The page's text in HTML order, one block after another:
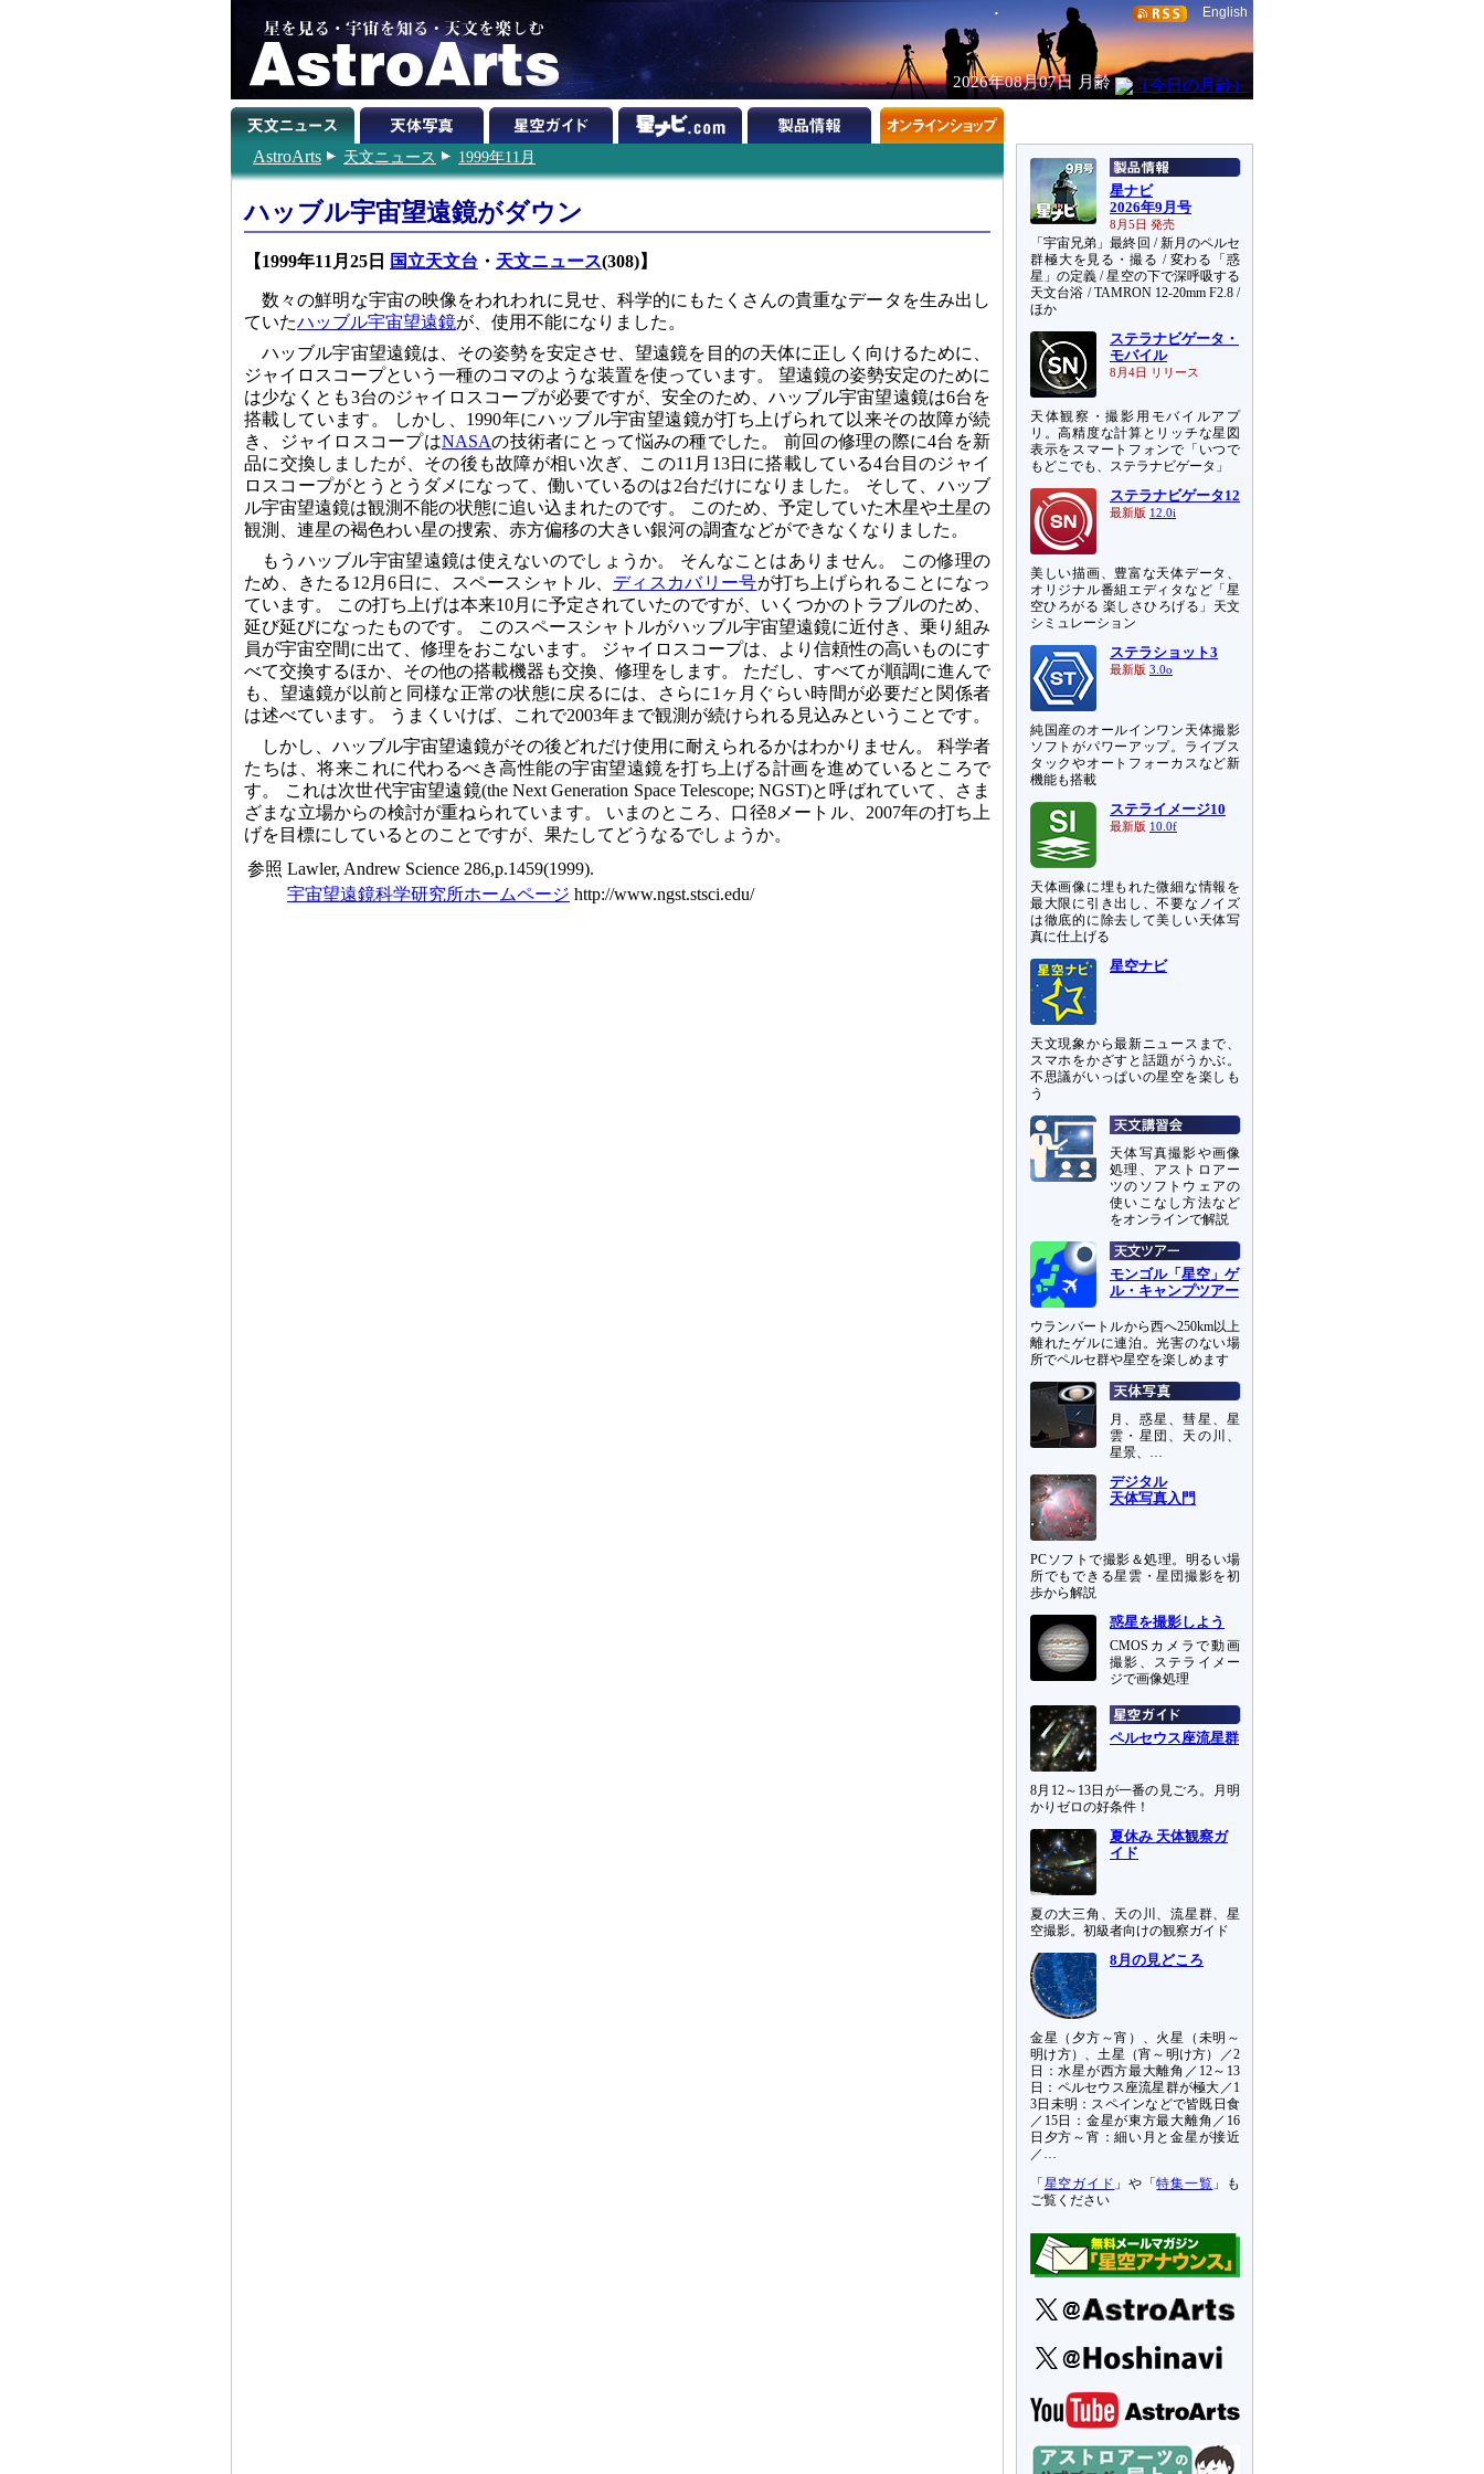
English
2026年08月07日 月齢
AstroArts 天文ニュース 1999年11月
ハッブル宇宙望遠鏡がダウン
【1999年11月25日 国立天文台 ・ 天文ニュース(308)】
数々の鮮明な宇宙の映像をわれわれに見せ、科学的にもたくさんの貴重なデータを生み出し
ていたハッブル宇宙望遠鏡が、使用不能になりました。
ハッブル宇宙望遠鏡は、その姿勢を安定させ、望遠鏡を目的の天体に正しく向けるために、
ジャイロスコープという一種のコマのような装置を使っています。 望遠鏡の姿勢安定のために
は少なくとも3台のジャイロスコープが必要ですが、安全のため、ハッブル宇宙望遠鏡は6台を
搭載しています。 しかし、1990年にハッブル宇宙望遠鏡が打ち上げられて以来その故障が続
き、ジャイロスコープはNASAの技術者にとって悩みの種でした。 前回の修理の際に4台を新
品に交換しましたが、その後も故障が相い次ぎ、この11月13日に搭載している4台目のジャイ
ロスコープがとうとうダメになって、働いているのは2台だけになりました。 そして、ハッブ
ル宇宙望遠鏡は観測不能の状態に追い込まれたのです。 このため、予定していた木星や土星の
観測、連星の褐色わい星の捜索、赤方偏移の大きい銀河の調査などができなくなりました。
もうハッブル宇宙望遠鏡は使えないのでしょうか。 そんなことはありません。 この修理の
ため、きたる12月6日に、スペースシャトル、 ディスカバリー号が打ち上げられることになっ
ています。 この打ち上げは本来10月に予定されていたのですが、いくつかのトラブルのため、
延び延びになったものです。 このスペースシャトルがハッブル宇宙望遠鏡に近付き、乗り組み
員が宇宙空間に出て、修理をおこないます。 ジャイロスコープは、より信頼性の高いものにす
べて交換するほか、その他の搭載機器も交換、修理をします。 ただし、すべてが順調に進んで
も、望遠鏡が以前と同様な正常の状態に戻るには、さらに1ヶ月ぐらい時間が必要だと関係者
は述べています。 うまくいけば、これで2003年まで観測が続けられる見込みということです。
しかし、ハッブル宇宙望遠鏡がその後どれだけ使用に耐えられるかはわかりません。 科学者
たちは、将来これに代わるべき高性能の宇宙望遠鏡を打ち上げる計画を進めているところで
す。 これは次世代宇宙望遠鏡(the Next Generation Space Telescope; NGST)と呼ばれていて、さま
ざまな立場からの検討が重ねられています。 いまのところ、口径8メートル、2007年の打ち上
げを目標にしているとのことですが、果たしてどうなるでしょうか。
参照 Lawler, Andrew Science 286,p.1459(1999).
宇宙望遠鏡科学研究所ホームページ http://www.ngst.stsci.edu/
星ナビ
2026年9月号
8月5日 発売
「宇宙兄弟」最終回 / 新月のペルセ
群極大を見る・撮る / 変わる「惑
星」の定義 / 星空の下で深呼吸する
天文台浴 / TAMRON 12-20mm F2.8 /
ほか
ステラナビゲータ・
モバイル
8月4日 リリース
天体観察・撮影用モバイルアプ
リ。高精度な計算とリッチな星図
表示をスマートフォンで「いつで
もどこでも、ステラナビゲータ」
ステラナビゲータ12
最新版 12.0i
美しい描画、豊富な天体データ、
オリジナル番組エディタなど「星
空ひろがる 楽しさひろげる」天文
シミュレーション
ステラショット3
最新版 3.0o
純国産のオールインワン天体撮影
ソフトがパワーアップ。ライブス
タックやオートフォーカスなど新
機能も搭載
ステライメージ10
最新版 10.0f
天体画像に埋もれた微細な情報を
最大限に引き出し、不要なノイズ
は徹底的に除去して美しい天体写
真に仕上げる
星空ナビ
天文現象から最新ニュースまで、
スマホをかざすと話題がうかぶ。
不思議がいっぱいの星空を楽しも
う
天体写真撮影や画像
処理、アストロアー
ツのソフトウェアの
使いこなし方法など
をオンラインで解説
モンゴル「星空」ゲ
ル・キャンプツアー
ウランバートルから西へ250km以上
離れたゲルに連泊。光害のない場
所でペルセ群や星空を楽しめます
月、惑星、彗星、星
雲・星団、天の川、
星景、…
デジタル
天体写真入門
PCソフトで撮影＆処理。明るい場
所でもできる星雲・星団撮影を初
歩から解説
惑星を撮影しよう
CMOSカメラで動画
撮影、ステライメー
ジで画像処理
ペルセウス座流星群
8月12～13日が一番の見ごろ。月明
かりゼロの好条件！
夏休み 天体観察ガ
イド
夏の大三角、天の川、流星群、星
空撮影。初級者向けの観察ガイド
8月の見どころ
金星（夕方～宵）、火星（未明～
明け方）、土星（宵～明け方）／2
日：水星が西方最大離角／12～13
日：ペルセウス座流星群が極大／1
3日未明：スペインなどで皆既日食
／15日：金星が東方最大離角／16
日夕方～宵：細い月と金星が接近
／…
「 星空ガイド 」や「特集一覧 」も
ご覧ください